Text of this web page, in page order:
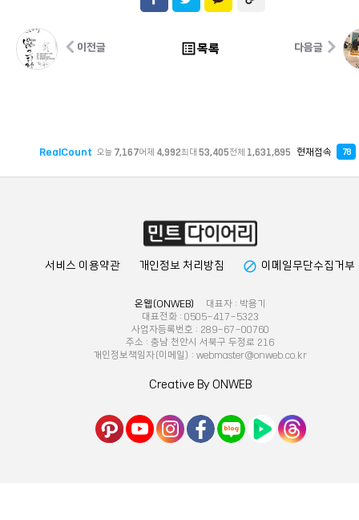
이전글 list_alt 목록 다음글
RealCount 오늘 7,167어제 4,992최대 53,405전체 1,631,895 현재접속 78
서비스 이용약관 개인정보 처리방침 block 이메일무단수집거부
온웹(ONWEB)
대표자 : 박용기
대표전화 : 0505-417-5323
사업자등록번호 : 289-67-00760
주소 : 충남 천안시 서북구 두정로 216
개인정보책임자(이메일) : webmaster@onweb.co.kr
Creative By ONWEB